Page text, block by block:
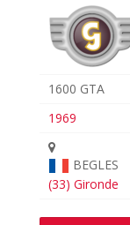
1600 GTA
1969
BEGLES
(33) Gironde